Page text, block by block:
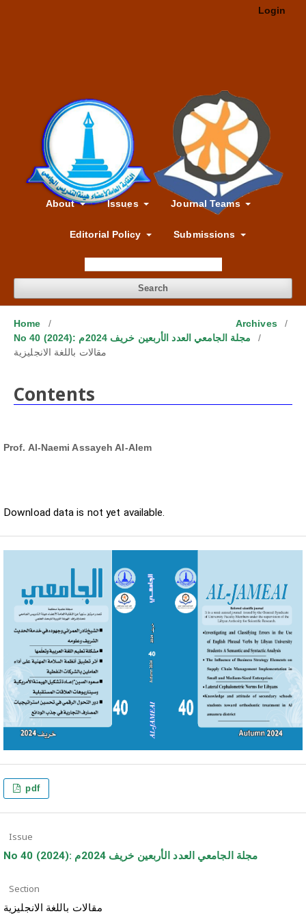
About Issues Journal Teams
Editorial Policy Submissions
Search
Login
Home / Archives
/
No 40 (2024): مجلة الجامعي العدد الأربعين خريف 2024م
/
مقالات باللغة الانجليزية
Contents
Prof. Al-Naemi Assayeh Al-Alem
Download data is not yet available.
pdf
Issue
No 40 (2024): مجلة الجامعي العدد الأربعين خريف 2024م
Section
مقالات باللغة الانجليزية